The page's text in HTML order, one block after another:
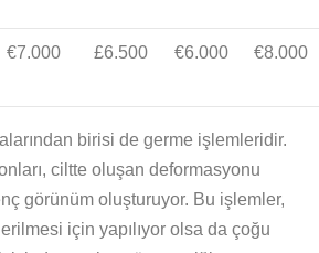
€7.000 £6.500 €6.000 €8.000
birisi de germe işlemleridir.
ciltte oluşan deformasyonu
görünüm oluşturuyor. Bu işlemler,
için yapılıyor olsa da çoğu